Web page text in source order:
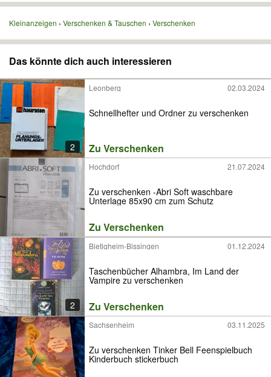
Kleinanzeigen Verschenken & Tauschen Verschenken
Das könnte dich auch interessieren
2
Leonberg 02.03.2024
Schnellhefter und Ordner zu verschenken
Zu Verschenken
Hochdorf 21.07.2024
Zu verschenken -Abri Soft waschbare
Unterlage 85x90 cm zum Schutz
Zu Verschenken
2
Bietigheim-Bissingen 01.12.2024
Taschenbücher Alhambra, Im Land der
Vampire zu verschenken
Zu Verschenken
Sachsenheim 03.11.2025
Zu verschenken Tinker Bell Feenspielbuch
Kinderbuch stickerbuch